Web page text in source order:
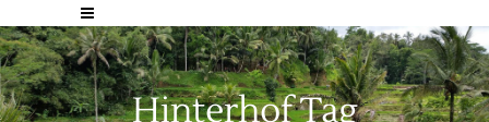
Hinterhof Tag